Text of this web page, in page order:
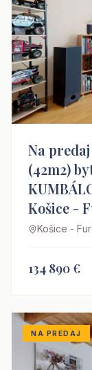
Na predaj
(42m2)
Košice -
Košice -
134 890 €
NA PREDAJ